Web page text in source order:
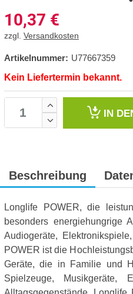
10,37 €
zzgl. Versandkosten
Artikelnummer: U77667359
Kein Liefertermin bekannt.
IN
Beschreibung
Longlife POWER, die
besonders energiehungrige
Audiogeräte,
POWER ist die
Geräte, die in Familie und
Spielzeuge, Musikgeräte,